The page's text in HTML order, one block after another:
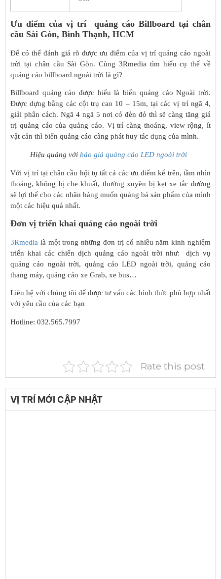
Ưu điểm của vị trí quảng cáo Billboard tại chân
cầu Sài Gòn, Bình Thạnh, HCM
Để có thể đánh giá rõ được ưu điểm của vị trí quảng cáo ngoài
trời tại chân cầu Sài Gòn. Cùng 3Rmedia tìm hiểu cụ thể về
quảng cáo billboard ngoài trời là gì?
Billboard quảng cáo được hiểu là biển quảng cáo Ngoài trời.
Được dựng bằng các cột trụ cao 10 – 15m, tại các vị trí ngã 4,
giải phân cách. Ngã 4 ngã 5 nơi có đèn đỏ thì sẽ càng tăng giá
trị quảng cáo của quảng cáo. Vị trí càng thoáng, view rộng, ít
vật cản thì biển quảng cáo càng phát huy tác dụng của mình.
Hiệu quảng với báo giá quảng cáo LED ngoài trời
Với vị trí tại chân cầu hội tụ tất cả các ưu điểm kể trên, tầm nhìn
thoáng, không bị che khuất, thường xuyên bị kẹt xe tắc đường
sẽ lợi thế cho các nhãn hàng muốn quảng bá sản phẩm của mình
một các hiệu quả nhất.
Đơn vị triển khai quảng cáo ngoài trời
3Rmedia là một trong những đơn trị có nhiều năm kinh nghiệm
triển khai các chiến dịch quảng cáo ngoài trời như: dịch vụ
quảng cáo ngoài trời, quảng cáo LED ngoài trời, quảng cáo
thang máy, quảng cáo xe Grab, xe bus…
Liên hệ với chúng tôi để được tư vấn các hình thức phù hợp nhất
với yêu cầu của các bạn
Hotline: 032.565.7997
Rate this post
VỊ TRÍ MỚI CẬP NHẬT